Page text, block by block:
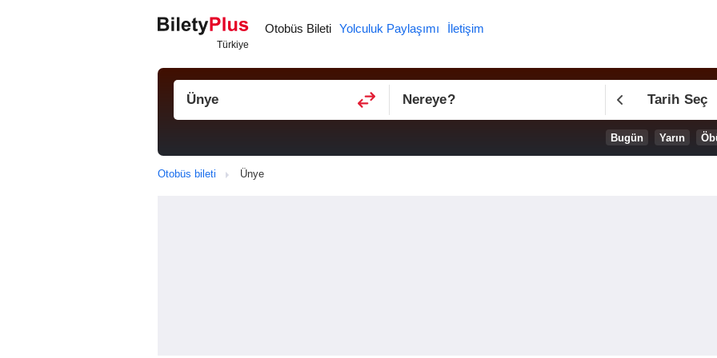
Otobüs Bileti Yolculuk Paylaşımı İletişim
Nereye? Tarih Seç
Bugün Yarın
Otobüs bileti Ünye